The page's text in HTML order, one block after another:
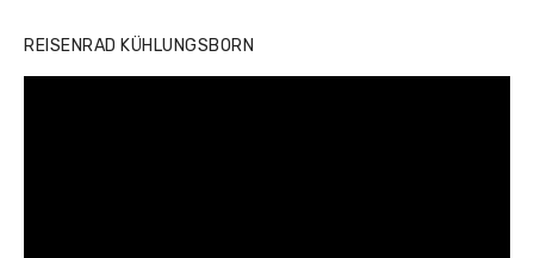
REISENRAD KÜHLUNGSBORN